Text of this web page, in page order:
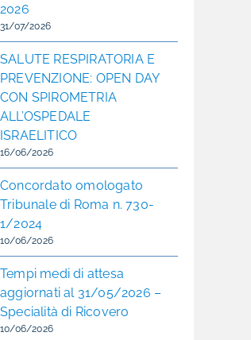
2026
31/07/2026
SALUTE RESPIRATORIA E
PREVENZIONE: OPEN DAY
CON SPIROMETRIA
ALL’OSPEDALE
ISRAELITICO
16/06/2026
Concordato omologato
Tribunale di Roma n. 730-
1/2024
10/06/2026
Tempi medi di attesa
aggiornati al 31/05/2026 –
Specialità di Ricovero
10/06/2026